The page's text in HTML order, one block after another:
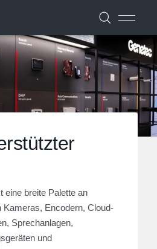
eine breite Palette an
Kameras, Encodern, Cloud-
Sprechanlagen,
und